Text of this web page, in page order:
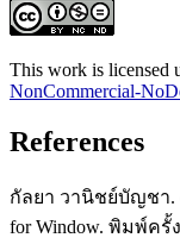
This work is licensed
NonCommercial-
References
กัลยา วานิชย์บัญชา.
for Window. พิมพ์ค